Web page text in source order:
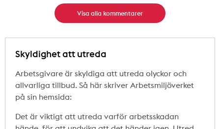
Visa alla kommentarer
Skyldighet att utreda
Arbetsgivare är skyldiga att utreda olyckor och
allvarliga tillbud. Så här skriver Arbetsmiljöverket
på sin hemsida:
Det är viktigt att utreda varför arbetsskadan